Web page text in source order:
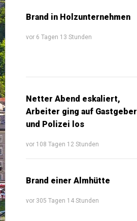
Brand in Holzunternehmen
vor 6 Tagen 13 Stunden
Netter Abend eskaliert,
Arbeiter ging auf Gastgeber
und Polizei los
vor 108 Tagen 12 Stunden
Brand einer Almhütte
vor 305 Tagen 14 Stunden